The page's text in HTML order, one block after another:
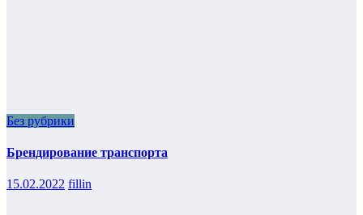
Без рубрики
Брендирование транспорта
15.02.2022 fillin